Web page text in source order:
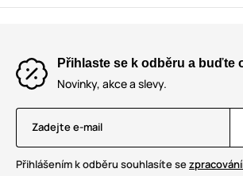
Přihlaste se k odběru a buďte
Novinky, akce a slevy.
Zadejte e-mail
Přihlášením k odběru souhlasíte se